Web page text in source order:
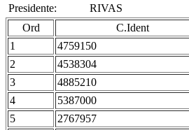
Presidente:
RIVAS
Ord
C.Ident
1
4759150
2 4538304
3 4885210
4 5387000
5 2767957